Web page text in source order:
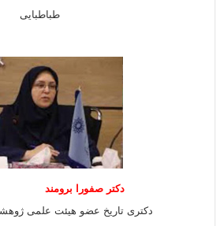
طباطبايى
دكتر صفورا برومند
دكترى تاريخ عضو هيئت علمى